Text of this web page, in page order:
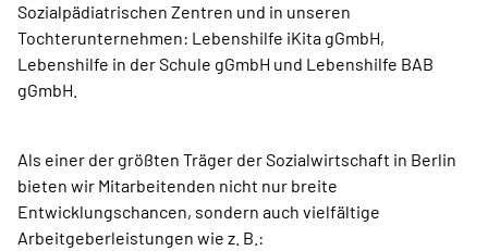
Sozialpädiatrischen Zentren und in unseren
Tochterunternehmen: Lebenshilfe iKita gGmbH,
Lebenshilfe in der Schule gGmbH und Lebenshilfe BAB
gGmbH.
Als einer der größten Träger der ­Sozialwirtschaft in Berlin
bieten wir Mitarbeitenden nicht nur breite
Entwicklungschancen, sondern auch vielfältige
Arbeitgeberleistungen wie z. B.: